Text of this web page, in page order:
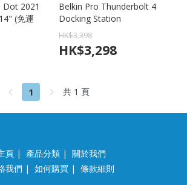
Dot 2021
(免運
Belkin Pro Thunderbolt 4
Docking Station
INC006qcSGY ( 免運費 )
HK$3,398
HK$3,298
1 共 1 頁
頁 | 產品分類 | 關於我們
我們 | 如何購買 | 條款細則